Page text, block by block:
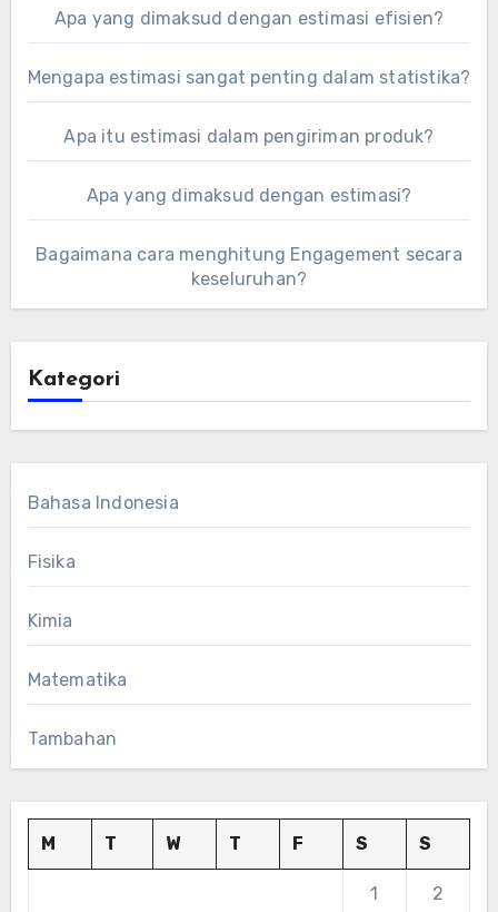
Apa yang dimaksud dengan estimasi efisien?
Mengapa estimasi sangat penting dalam statistika?
Apa itu estimasi dalam pengiriman produk?
Apa yang dimaksud dengan estimasi?
Bagaimana cara menghitung Engagement secara
keseluruhan?
Kategori
Bahasa Indonesia
Fisika
Kimia
Matematika
Tambahan
M T W T F S S
1 2